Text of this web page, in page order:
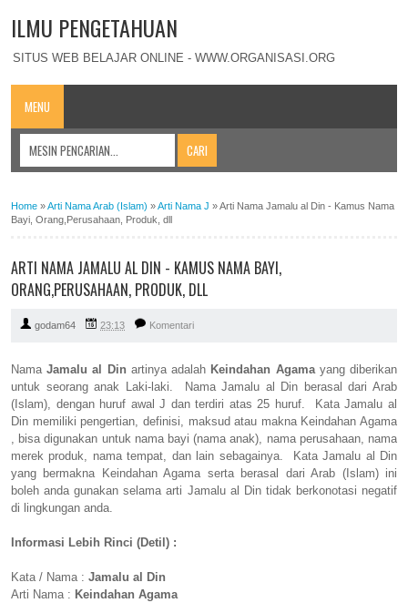
ILMU PENGETAHUAN
SITUS WEB BELAJAR ONLINE - WWW.ORGANISASI.ORG
MENU
Home »Arti Nama Arab (Islam) »Arti Nama J »Arti Nama Jamalu al Din - Kamus Nama
Bayi, Orang,Perusahaan, Produk, dll
ARTI NAMA JAMALU AL DIN - KAMUS NAMA BAYI,
ORANG,PERUSAHAAN, PRODUK, DLL
godam64 23:13 Komentari
NamaJamalu al Din artinya adalah Keindahan Agama yang diberikan
untuk seorang anak Laki-laki. Nama Jamalu al Din berasal dari Arab
(Islam), dengan huruf awal J dan terdiri atas 25 huruf. Kata Jamalu al
Din memiliki pengertian, definisi, maksud atau makna Keindahan Agama
, bisa digunakan untuk nama bayi (nama anak), nama perusahaan, nama
merek produk, nama tempat, dan lain sebagainya. Kata Jamalu al Din
yang bermakna Keindahan Agama serta berasal dari Arab (Islam) ini
boleh anda gunakan selama arti Jamalu al Din tidak berkonotasi negatif
di lingkungan anda.
Informasi Lebih Rinci (Detil) :
Kata / Nama : Jamalu al Din
Arti Nama : Keindahan Agama